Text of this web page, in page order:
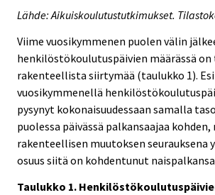
Lähde: Aikuiskoulutustutkimukset.
Viime vuosikymmenen puolen välin
henkilöstökoulutuspäivien määrässä
rakenteellista siirtymää (taulukko 1).
vuosikymmenellä
pysynyt kokonaisuudessaan samalla
puolessa päivässä palkansaajaa
rakenteellisen muutoksen seurauksena
osuus siitä on kohdentunut
Taulukko 1.